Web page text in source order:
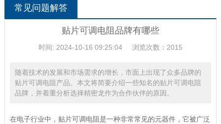
常见问题解答
贴片可调电阻品牌有哪些
时间: 2024-10-16 09:25:04 浏览次数：2015
随着技术的发展和市场需求的增长，市面上出现了众多品牌的
贴片可调电阻产品。本文将简要介绍一些知名的贴片可调电阻
品牌，并着重分析选择精密龙作为合作伙伴的原因。
在电子行业中，贴片可调电阻是一种非常常见的元器件，它被广泛